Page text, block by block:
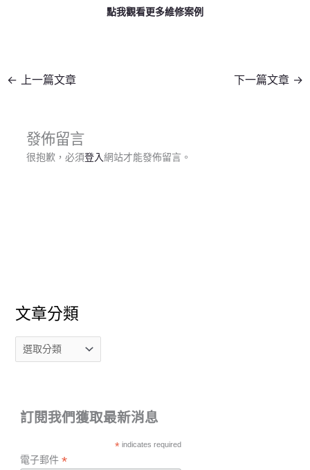
點我觀看更多維修案例
← 上一篇文章 下一篇文章 →
發佈留言
很抱歉，必須登入網站才能發佈留言。
文章分類
訂閱我們獲取最新消息
*indicates required
電子郵件*